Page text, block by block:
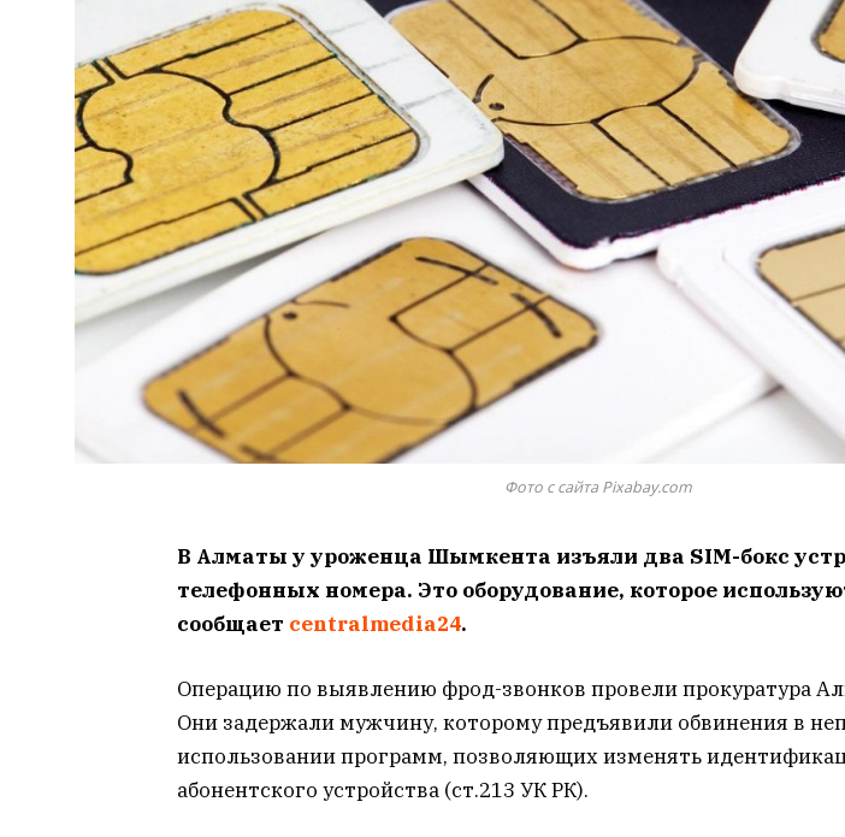
Фото с сайта Pixabay.com
В Алматы у уроженца Шымкента изъяли два SIM-бокс
телефонных номера. Это оборудование, которое
сообщает centralmedia24.
Операцию по выявлению фрод-звонков провели прокуратура
Они задержали мужчину, которому предъявили обвинения в
использовании программ, позволяющих изменять
абонентского устройства (ст.213 УК РК).